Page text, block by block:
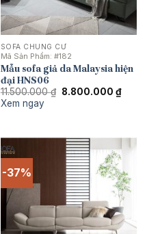
SOFA CHUNG CƯ
Mã Sản Phẩm: #182
Mẫu sofa giả da Malaysia hiện
đại HNS06
11.500.000₫ Giá
8.800.000 ₫Giá
hiện
Xem ngay
-37%